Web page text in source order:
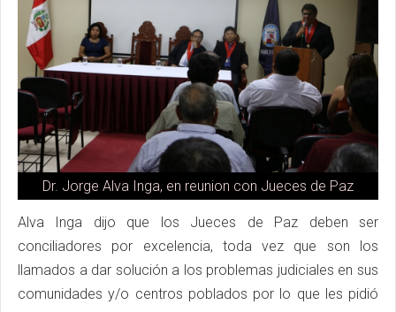
Dr. Jorge Alva Inga, en reunion con Jueces de Paz
Alva Inga dijo que los Jueces de Paz deben ser
conciliadores por excelencia, toda vez que son los
llamados a dar solución a los problemas judiciales en sus
comunidades y/o centros poblados por lo que les pidió